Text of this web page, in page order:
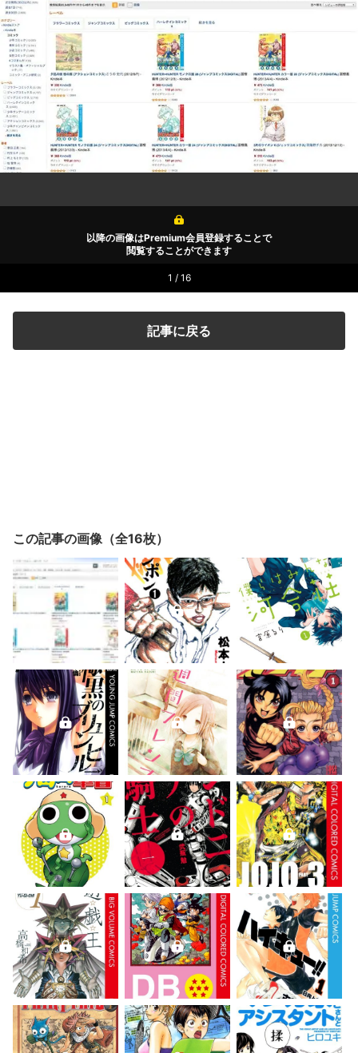
以降の画像はPremium会員登録することで
閲覧することができます
1 / 16
記事に戻る
この記事の画像（全16枚）